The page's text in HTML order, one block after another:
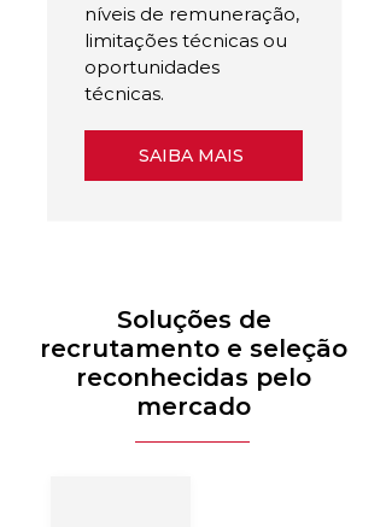
níveis de remuneração,
limitações técnicas ou
oportunidades
técnicas.
SAIBA MAIS
Soluções de
recrutamento e seleção
reconhecidas pelo
mercado